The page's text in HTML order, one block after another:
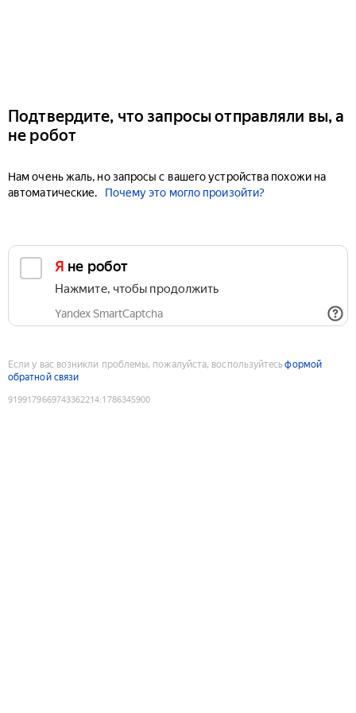
Подтвердите, что запросы отправляли вы, а
не робот
Нам очень жаль, но запросы с вашего устройства похожи на
автоматические.
Почему это могло произойти?
Я не робот
Нажмите, чтобы продолжить
Yandex SmartCaptcha
Если у вас возникли проблемы, пожалуйста, воспользуйтесьформой
обратной связи
9199179669743362214:1786345900